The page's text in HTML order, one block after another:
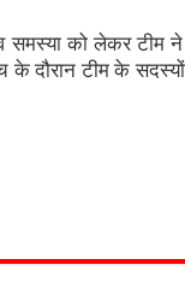
समस्या को लेकर टीम
के दौरान टीम के